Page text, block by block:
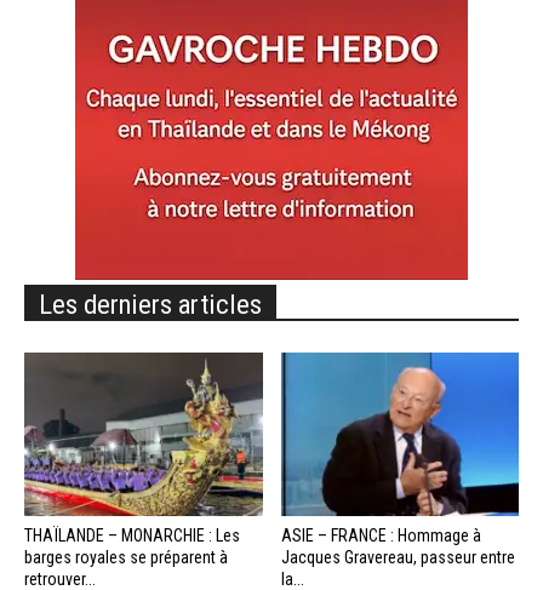
Les derniers articles
THAÏLANDE – MONARCHIE : Les
barges royales se préparent à
retrouver...
ASIE – FRANCE : Hommage à
Jacques Gravereau, passeur entre
la...